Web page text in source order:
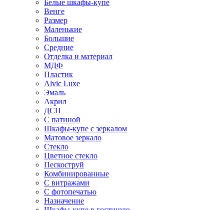
Белые шкафы-купе
Венге
Размер
Маленькие
Большие
Средние
Отделка и материал
МДФ
Пластик
Alvic Luxe
Эмаль
Акрил
ДСП
С патиной
Шкафы-купе с зеркалом
Матовое зеркало
Стекло
Цветное стекло
Пескоструй
Комбинированные
С витражами
С фотопечатью
Назначение